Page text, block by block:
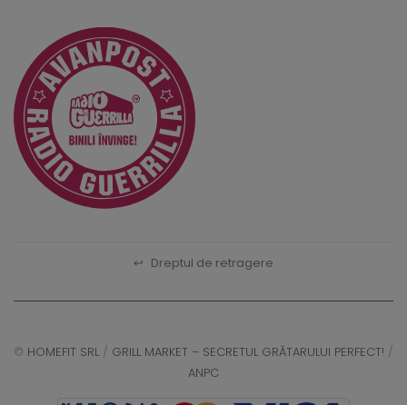
↩ Dreptul de retragere
© HOMEFIT SRL / GRILL MARKET – SECRETUL GRĂTARULUI PERFECT! /
ANPC